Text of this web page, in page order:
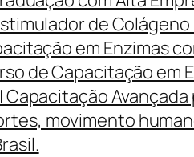
de
em Enzimas
de Capacitação em
movimento